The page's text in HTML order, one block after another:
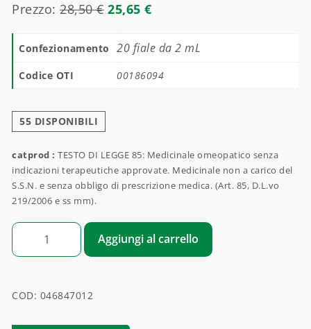
Prezzo:28,50€ 25,65€
Confezionamento 20 fiale da 2 mL
Codice OTI 00186094
55 DISPONIBILI
catprod :TESTO DI LEGGE 85: Medicinale omeopatico senza
indicazioni terapeutiche approvate. Medicinale non a carico del
S.S.N. e senza obbligo di prescrizione medica. (Art. 85, D.L.vo
219/2006 e ss mm).
ZONA CUTANEA PILO SEBACEA quantità
Aggiungi al carrello
COD: 046847012